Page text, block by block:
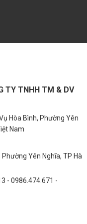
đồng đều, chip LED
điện năng của chip
tạo ra một môi trường
thọ cao của chip LED
trọng. Sản phẩm
hoạt động liên tục của
TNHH TM & DV
Hòa Bình, Phường Yên
Nam
Yên Nghĩa, TP Hà
- 0986.474.671 -